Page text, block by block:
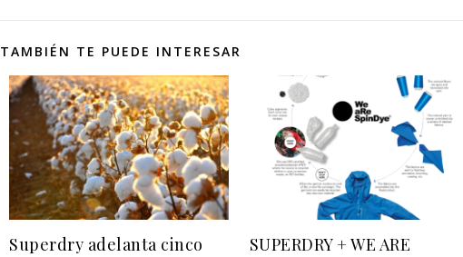
TAMBIÉN TE PUEDE INTERESAR
Superdry adelanta cinco
SUPERDRY + WE ARE